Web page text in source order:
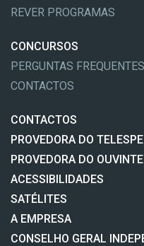
REVER PROGRAMAS
CONCURSOS
PERGUNTAS FREQUENTES
CONTACTOS
CONTACTOS
PROVEDORA DO
PROVEDORA DO OUVINTE
ACESSIBILIDADES
SATÉLITES
A EMPRESA
CONSELHO GERAL